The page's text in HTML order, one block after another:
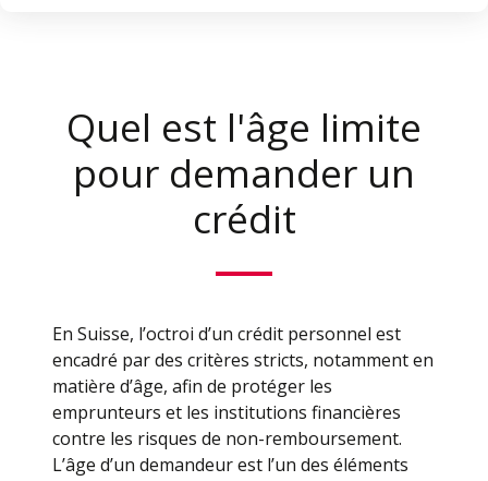
Quel est l'âge limite
pour demander un
crédit
En Suisse, l’octroi d’un crédit personnel est
encadré par des critères stricts, notamment en
matière d’âge, afin de protéger les
emprunteurs et les institutions financières
contre les risques de non-remboursement.
L’âge d’un demandeur est l’un des éléments